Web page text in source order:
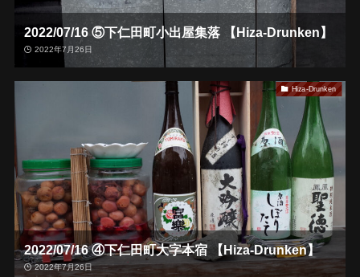
2022/07/16 ⑤下仁田町小出屋集落 【Hiza-Drunken】
2022年7月26日
Hiza-Drunken
2022/07/16 ④下仁田町大字本宿 【Hiza-Drunken】
2022年7月26日